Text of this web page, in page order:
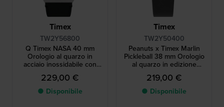
Timex
TW2Y56800
Q Timex NASA 40 mm
Orologio al quarzo in
acciaio inossidabile con
indicazione del giorno e
della data e quadrante 24
ore giorno-notte
229,00 €
● Disponibile
Timex
TW2Y50400
Peanuts x Timex Marlin
Pickleball 38 mm Orologio
al quarzo in edizione
speciale con quadrante
Snoopy
219,00 €
● Disponibile